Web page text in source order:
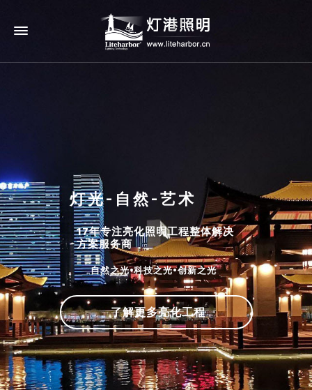
灯光-自然-艺术
17年专注亮化照明工程整体解决
方案服务商
自然之光•科技之光•创新之光
了解更多亮化工程